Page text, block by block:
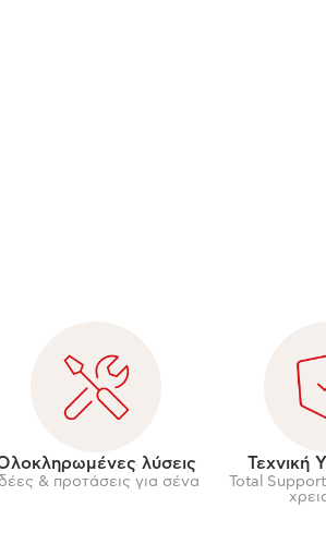
λύσεις
& προτάσεις για σένα
Τεχνική
Total